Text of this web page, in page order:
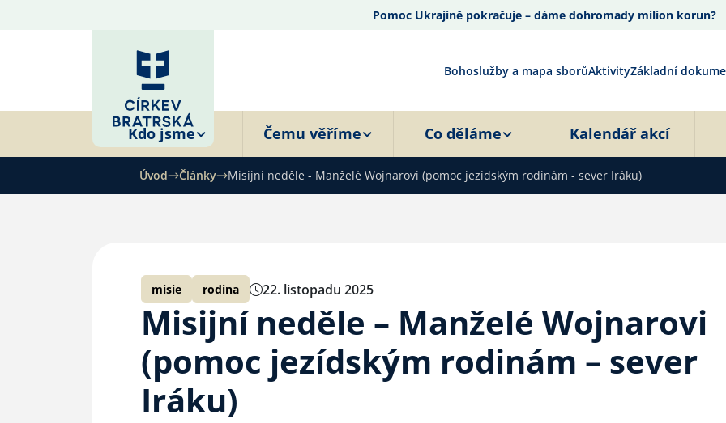
Pomoc Ukrajině pokračuje – dáme dohromady milion korun?
Bohoslužby a mapa sborůAktivityZákladní
Kdo jsme Čemu věříme Co děláme Kalendář akcí
Úvod Články Misijní neděle - Manželé Wojnarovi (pomoc jezídským rodinám - sever Iráku)
misie rodina 22. listopadu 2025
Misijní neděle – Manželé Wojnarovi
(pomoc jezídským rodinám – sever
Iráku)